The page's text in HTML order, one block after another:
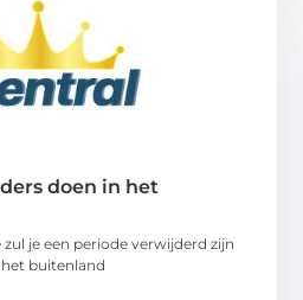
doen in het
je een periode verwijderd zijn
buitenland